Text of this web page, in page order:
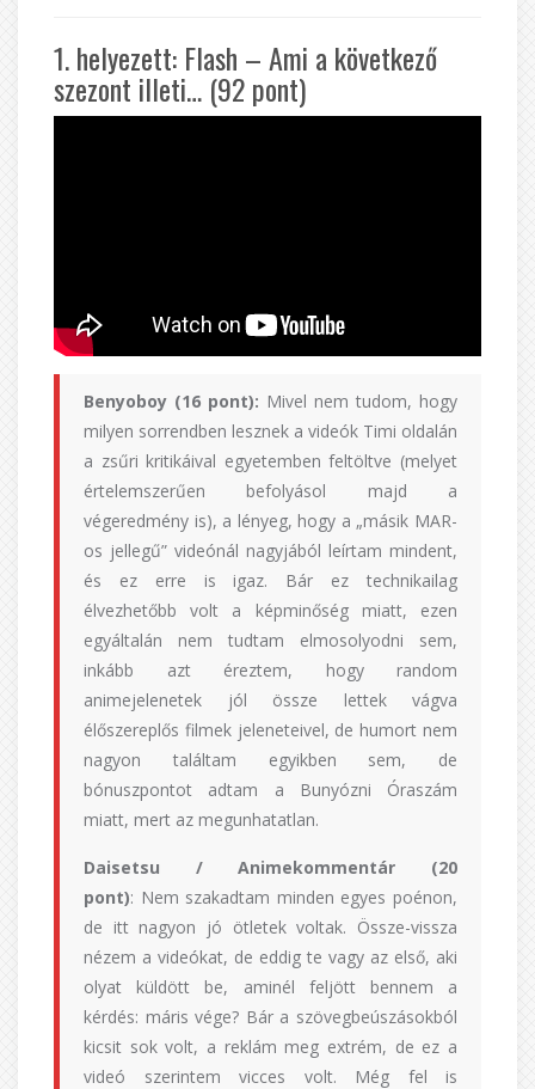
1. helyezett: Flash – Ami a következő
szezont illeti… (92 pont)
Benyoboy (16 pont): Mivel nem tudom, hogy
milyen sorrendben lesznek a videók Timi oldalán
a zsűri kritikáival egyetemben feltöltve (melyet
értelemszerűen befolyásol majd a
végeredmény is), a lényeg, hogy a „másik MAR-
os jellegű” videónál nagyjából leírtam mindent,
és ez erre is igaz. Bár ez technikailag
élvezhetőbb volt a képminőség miatt, ezen
egyáltalán nem tudtam elmosolyodni sem,
inkább azt éreztem, hogy random
animejelenetek jól össze lettek vágva
élőszereplős filmek jeleneteivel, de humort nem
nagyon találtam egyikben sem, de
bónuszpontot adtam a Bunyózni Óraszám
miatt, mert az megunhatatlan.
Daisetsu / Animekommentár (20
pont): Nem szakadtam minden egyes poénon,
de itt nagyon jó ötletek voltak. Össze-vissza
nézem a videókat, de eddig te vagy az első, aki
olyat küldött be, aminél feljött bennem a
kérdés: máris vége? Bár a szövegbeúszásokból
kicsit sok volt, a reklám meg extrém, de ez a
videó szerintem vicces volt. Még fel is